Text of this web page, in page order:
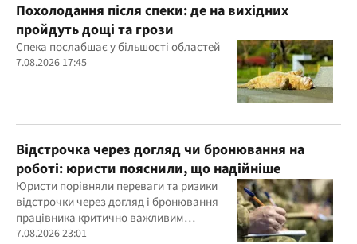
Похолодання після спеки: де на вихідних
пройдуть дощі та грози
Спека послабшає у більшості областей
7.08.2026 17:45
Відстрочка через догляд чи бронювання на
роботі: юристи пояснили, що надійніше
Юристи порівняли переваги та ризики
відстрочки через догляд і бронювання
працівника критично важливим
підприємством
7.08.2026 23:01